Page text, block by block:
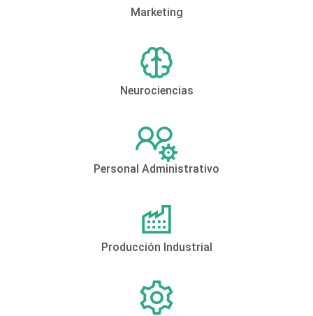
Marketing
Neurociencias
Personal Administrativo
Producción Industrial